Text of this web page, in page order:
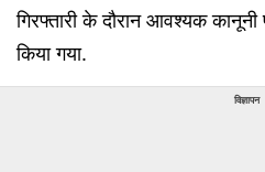
गिरफ्तारी के दौरान आवश्यक
किया गया.
विज्ञापन